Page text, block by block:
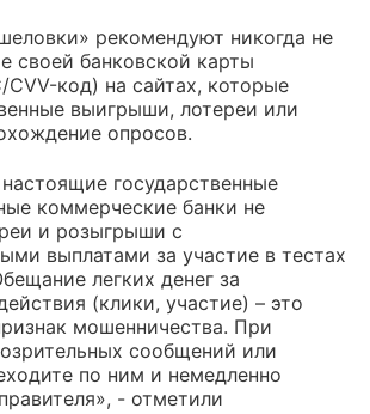
рекомендуют никогда не
своей банковской карты
CVV-код) на сайтах, которые
выигрыши, лотереи или
опросов.
государственные
коммерческие банки не
и розыгрыши с
выплатами за участие в тестах
легких денег за
(клики, участие) – это
мошенничества. При
сообщений или
по ним и немедленно
- отметили